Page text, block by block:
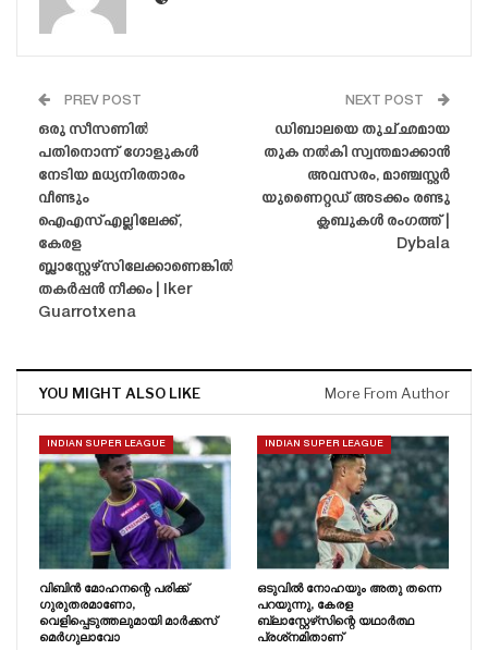
PREV POST
ഒരു സീസണിൽ
പതിനൊന്ന് ഗോളുകൾ
നേടിയ മധ്യനിരതാരം
വീണ്ടും
ഐഎസ്എല്ലിലേക്ക്,
കേരള
ബ്ലാസ്റ്റേഴ്‌സിലേക്കാണെങ്കിൽ
തകർപ്പൻ നീക്കം | Iker
Guarrotxena
NEXT POST
ഡിബാലയെ തുച്‌ഛമായ
തുക നൽകി സ്വന്തമാക്കാൻ
അവസരം, മാഞ്ചസ്റ്റർ
യുണൈറ്റഡ് അടക്കം രണ്ടു
ക്ലബുകൾ രംഗത്ത് |
Dybala
YOU MIGHT ALSO LIKE More From Author
INDIAN SUPER LEAGUE
വിബിൻ മോഹനന്റെ പരിക്ക്
ഗുരുതരമാണോ,
വെളിപ്പെടുത്തലുമായി മാർക്കസ്
മെർഗുലാവോ
INDIAN SUPER LEAGUE
ഒടുവിൽ നോഹയും അതു തന്നെ
പറയുന്നു, കേരള
ബ്ലാസ്റ്റേഴ്‌സിന്റെ യഥാർത്ഥ
പ്രശ്‌നമിതാണ്